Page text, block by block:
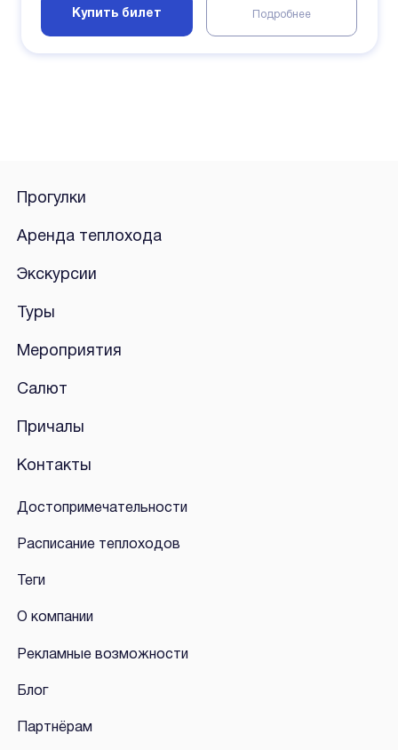
Купить билет Подробнее
Прогулки
Аренда теплохода
Экскурсии
Туры
Мероприятия
Салют
Причалы
Контакты
Достопримечательности
Расписание теплоходов
Теги
О компании
Рекламные возможности
Блог
Партнёрам